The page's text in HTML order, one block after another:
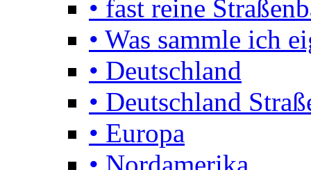
• fast reine
• Was sammle ich
• Deutschland
• Deutschland
• Europa
• Nordamerika